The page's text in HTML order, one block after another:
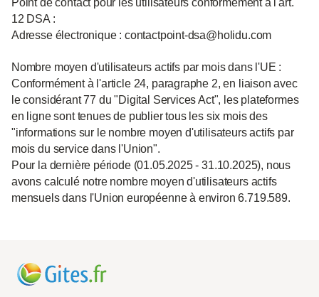
12 DSA :
Adresse électronique : contactpoint-dsa@holidu.com
Nombre moyen d'utilisateurs actifs par mois dans l'UE :
Conformément à l'article 24, paragraphe 2, en liaison avec
le considérant 77 du "Digital Services Act", les plateformes
en ligne sont tenues de publier tous les six mois des
"informations sur le nombre moyen d'utilisateurs actifs par
mois du service dans l'Union".
Pour la dernière période (01.05.2025 - 31.10.2025), nous
avons calculé notre nombre moyen d'utilisateurs actifs
mensuels dans l'Union européenne à environ 6.719.589.